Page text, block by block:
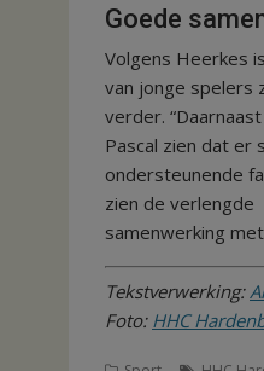
Goede
Volgens Heerkes
van jonge spelers
verder.
Pascal zien dat er
ondersteunende
zien de verlengde
samenwerking
Tekstverwerking:
Foto: HHC